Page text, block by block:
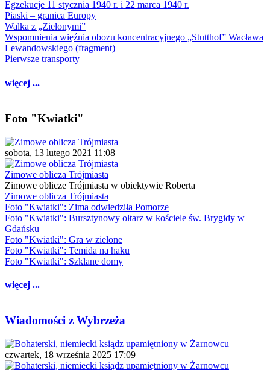
Egzekucje 11 stycznia 1940 r. i 22 marca 1940 r.
Piaski – granica Europy
Walka z „Zielonymi”
Wspomnienia więźnia obozu koncentracyjnego „Stutthof” Wacława
Lewandowskiego (fragment)
Pierwsze transporty
więcej ...
Foto "Kwiatki"
sobota, 13 lutego 2021 11:08
Zimowe oblicza Trójmiasta
Zimowe oblicze Trójmiasta w obiektywie Roberta
Zimowe oblicza Trójmiasta
Foto "Kwiatki": Zima odwiedziła Pomorze
Foto "Kwiatki": Bursztynowy ołtarz w kościele św. Brygidy w
Gdańsku
Foto "Kwiatki": Gra w zielone
Foto "Kwiatki": Temida na haku
Foto "Kwiatki": Szklane domy
więcej ...
Wiadomości z Wybrzeża
czwartek, 18 września 2025 17:09